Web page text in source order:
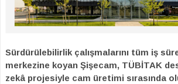
Sürdürülebilirlik çalışmalarını tüm iş
merkezine koyan Şişecam, TÜBİTAK
zekâ projesiyle cam üretimi sırasında